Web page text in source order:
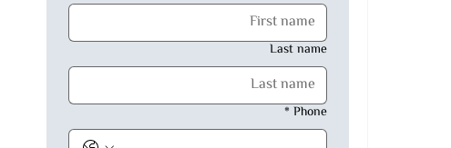
Last name
Phone
*